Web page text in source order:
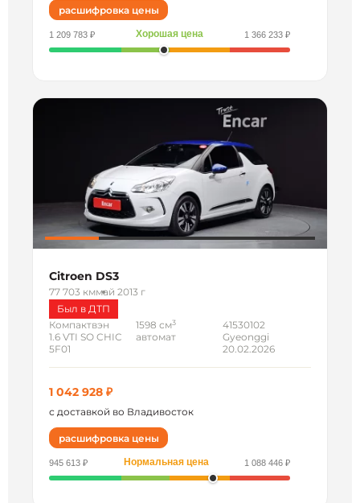
расшифровка цены
1 209 783 ₽ Хорошая цена 1 366 233 ₽
Citroen DS3
77 703 кммай 2013 г
Был в ДТП
Компактвэн
1.6 VTI SO CHIC
5F01
1598 см3
автомат
41530102
Gyeonggi
20.02.2026
1 042 928 ₽
с доставкой во Владивосток
расшифровка цены
945 613 ₽ Нормальная цена 1 088 446 ₽